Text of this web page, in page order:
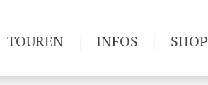
TOUREN INFOS SHOP